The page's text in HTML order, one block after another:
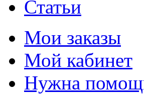
Статьи
Мои заказы
Мой кабинет
Нужна